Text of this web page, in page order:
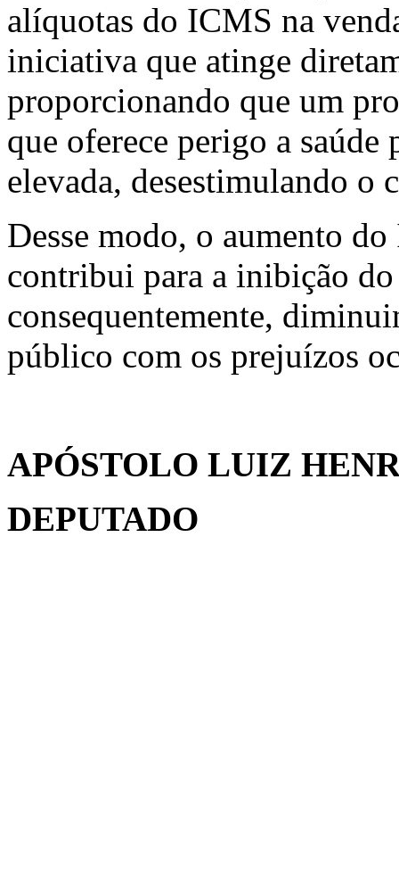
alíquotas do ICMS na
iniciativa que atinge
proporcionando que um
que oferece perigo a saúde
elevada, desestimulando o
Desse modo, o aumento
contribui para a inibição do
consequentemente,
público com os prejuízos
APÓSTOLO LUIZ
DEPUTADO